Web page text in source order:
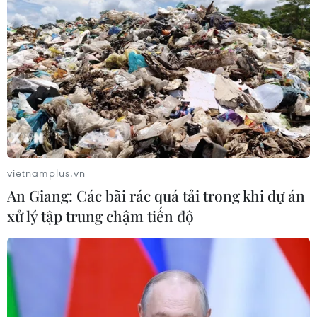
vietnamplus.vn
An Giang: Các bãi rác quá tải trong khi dự án
xử lý tập trung chậm tiến độ